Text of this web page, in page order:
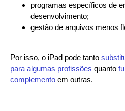
programas específicos de
desenvolvimento;
gestão de arquivos menos
Por isso, o iPad pode tanto
para algumas profissões quanto
complemento em outras.